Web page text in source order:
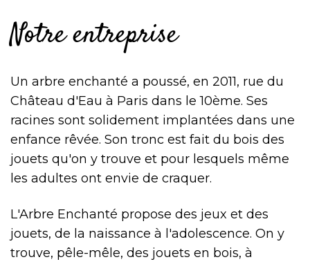
Notre entreprise
Un arbre enchanté a poussé, en 2011, rue du
Château d'Eau à Paris dans le 10ème. Ses
racines sont solidement implantées dans une
enfance rêvée. Son tronc est fait du bois des
jouets qu'on y trouve et pour lesquels même
les adultes ont envie de craquer.
L'Arbre Enchanté propose des jeux et des
jouets, de la naissance à l'adolescence. On y
trouve, pêle-mêle, des jouets en bois, à